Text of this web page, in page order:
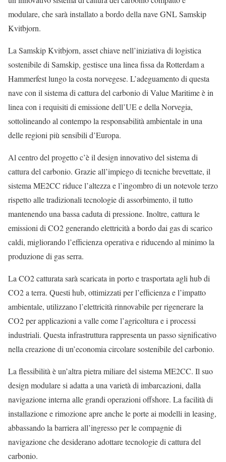
modulare, che sarà installato a bordo della nave GNL Samskip
Kvitbjorn.
La Samskip Kvitbjorn, asset chiave nell’iniziativa di logistica
sostenibile di Samskip, gestisce una linea fissa da Rotterdam a
Hammerfest lungo la costa norvegese. L’adeguamento di questa
nave con il sistema di cattura del carbonio di Value Maritime è in
linea con i requisiti di emissione dell’UE e della Norvegia,
sottolineando al contempo la responsabilità ambientale in una
delle regioni più sensibili d’Europa.
Al centro del progetto c’è il design innovativo del sistema di
cattura del carbonio. Grazie all’impiego di tecniche brevettate, il
sistema ME2CC riduce l’altezza e l’ingombro di un notevole terzo
rispetto alle tradizionali tecnologie di assorbimento, il tutto
mantenendo una bassa caduta di pressione. Inoltre, cattura le
emissioni di CO2 generando elettricità a bordo dai gas di scarico
caldi, migliorando l’efficienza operativa e riducendo al minimo la
produzione di gas serra.
La CO2 catturata sarà scaricata in porto e trasportata agli hub di
CO2 a terra. Questi hub, ottimizzati per l’efficienza e l’impatto
ambientale, utilizzano l’elettricità rinnovabile per rigenerare la
CO2 per applicazioni a valle come l’agricoltura e i processi
industriali. Questa infrastruttura rappresenta un passo significativo
nella creazione di un’economia circolare sostenibile del carbonio.
La flessibilità è un’altra pietra miliare del sistema ME2CC. Il suo
design modulare si adatta a una varietà di imbarcazioni, dalla
navigazione interna alle grandi operazioni offshore. La facilità di
installazione e rimozione apre anche le porte ai modelli in leasing,
abbassando la barriera all’ingresso per le compagnie di
navigazione che desiderano adottare tecnologie di cattura del
carbonio.